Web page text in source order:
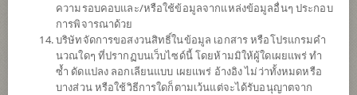
อสังหาริมทรัพย์ (กอง1) หรือทรัสต์เพื่อการลงทุนในอสังหาริมทรัพย์
(REITs) หรือกองทุนรวมโครงสร้างพื้นฐาน (infra) ซึ่งอยู่ภายใต้การ
จัดการของบริษัทจัดการในสัดส่วนไม่เกิน 100% ของ NAV
กองทุนอาจลงทุนในสัญญาซื้อขายล่วงหน้า (Derivatives) เพื่อเพิ่ม
ประสิทธิภาพการบริหารการลงทุน (Efficient portfolio management)
และ/หรือการบริหารความเสี่ยง โดยป้องกันความเสี่ยงจากอัตราแลก
ความรอบคอบและ/หรือใช้ข้อมูลจากแหล่งข้อมูลอื่นๆ ประกอบ
การพิจารณาด้วย
บริษัทจัดการขอสงวนสิทธิ์ในข้อมูล เอกสาร หรือโปรแกรมคำ
นวณใดๆ ที่ปรากฏบนเว็บไซด์นี้ โดยห้ามมิให้ผู้ใดเผยแพร่ ทำ
ซ้ำ ดัดแปลง ลอกเลียนแบบ เผยแพร่ อ้างอิง ไม่ว่าทั้งหมดหรือ
บางส่วน หรือใช้วิธีการใดก็ตามเว้นแต่จะได้รับอนุญาตจาก